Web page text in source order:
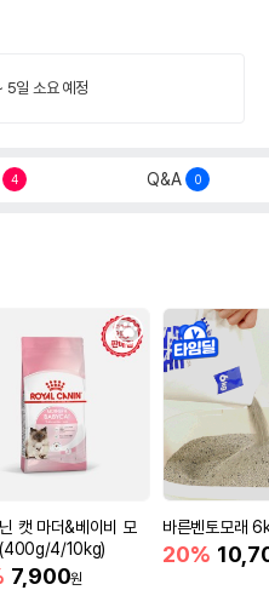
5일 소요 예정
4 Q&A 0
캣 마더&베이비 모
(400g/4/10kg)
7,900원
바른벤토모래
20%